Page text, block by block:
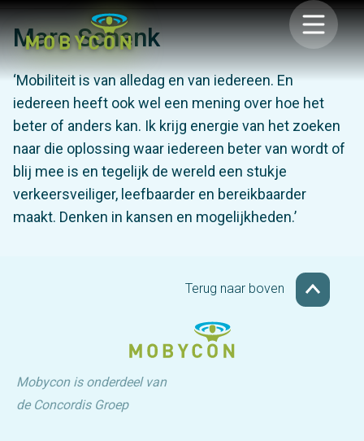
Marc Schenk
‘Mobiliteit is van alledag en van iedereen. En
iedereen heeft ook wel een mening over hoe het
beter of anders kan. Ik krijg energie van het zoeken
naar die oplossing waar iedereen beter van wordt of
blij mee is en tegelijk de wereld een stukje
verkeersveiliger, leefbaarder en bereikbaarder
maakt. Denken in kansen en mogelijkheden.’
Terug naar boven
Mobycon is onderdeel van
de Concordis Groep